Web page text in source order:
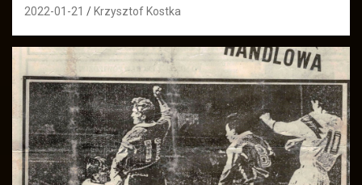
2022-01-21 Krzysztof Kostka